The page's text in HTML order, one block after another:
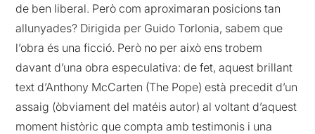
de ben liberal. Però com aproximaran posicions tan
allunyades? Dirigida per Guido Torlonia, sabem que
l’obra és una ficció. Però no per això ens trobem
davant d’una obra especulativa: de fet, aquest brillant
text d’Anthony McCarten (The Pope) està precedit d’un
assaig (òbviament del matéis autor) al voltant d’aquest
moment històric que compta amb testimonis i una